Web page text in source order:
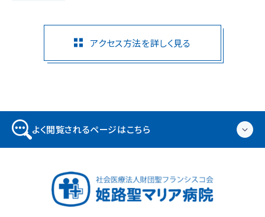
アクセス方法を詳しく見る
よく閲覧されるページはこちら